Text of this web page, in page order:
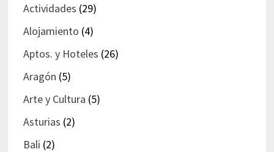
Actividades (29)
Alojamiento (4)
Aptos. y Hoteles (26)
Aragón (5)
Arte y Cultura (5)
Asturias (2)
Bali (2)